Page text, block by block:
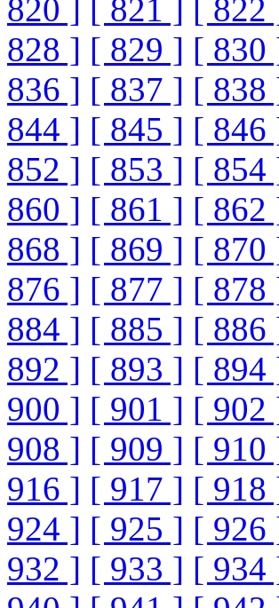
820 ] [ 821 ] [ 822
828 ] [ 829 ] [ 830
836 ] [ 837 ] [ 838
844 ] [ 845 ] [ 846
852 ] [ 853 ] [ 854
860 ] [ 861 ] [ 862
868 ] [ 869 ] [ 870
876 ] [ 877 ] [ 878
884 ] [ 885 ] [ 886
892 ] [ 893 ] [ 894
900 ] [ 901 ] [ 902
908 ] [ 909 ] [ 910
916 ] [ 917 ] [ 918
924 ] [ 925 ] [ 926
932 ] [ 933 ] [ 934